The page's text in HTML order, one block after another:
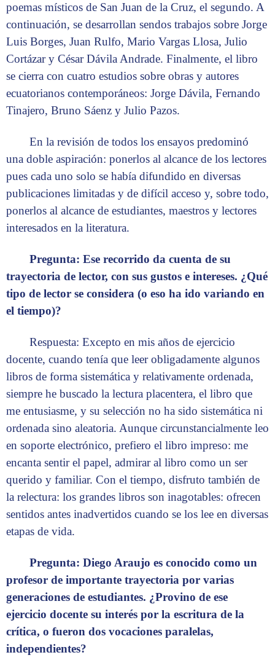
poemas místicos de San Juan de la Cruz, el segundo. A
continuación, se desarrollan sendos trabajos sobre Jorge
Luis Borges, Juan Rulfo, Mario Vargas Llosa, Julio
Cortázar y César Dávila Andrade. Finalmente, el libro
se cierra con cuatro estudios sobre obras y autores
ecuatorianos contemporáneos: Jorge Dávila, Fernando
Tinajero, Bruno Sáenz y Julio Pazos.
En la revisión de todos los ensayos predominó
una doble aspiración: ponerlos al alcance de los lectores
pues cada uno solo se había difundido en diversas
publicaciones limitadas y de difícil acceso y, sobre todo,
ponerlos al alcance de estudiantes, maestros y lectores
interesados en la literatura.
Pregunta: Ese recorrido da cuenta de su
trayectoria de lector, con sus gustos e intereses. ¿Qué
tipo de lector se considera (o eso ha ido variando en
el tiempo)?
Respuesta: Excepto en mis años de ejercicio
docente, cuando tenía que leer obligadamente algunos
libros de forma sistemática y relativamente ordenada,
siempre he buscado la lectura placentera, el libro que
me entusiasme, y su selección no ha sido sistemática ni
ordenada sino aleatoria. Aunque circunstancialmente leo
en soporte electrónico, prefiero el libro impreso: me
encanta sentir el papel, admirar al libro como un ser
querido y familiar. Con el tiempo, disfruto también de
la relectura: los grandes libros son inagotables: ofrecen
sentidos antes inadvertidos cuando se los lee en diversas
etapas de vida.
Pregunta: Diego Araujo es conocido como un
profesor de importante trayectoria por varias
generaciones de estudiantes. ¿Provino de ese
ejercicio docente su interés por la escritura de la
crítica, o fueron dos vocaciones paralelas,
independientes?